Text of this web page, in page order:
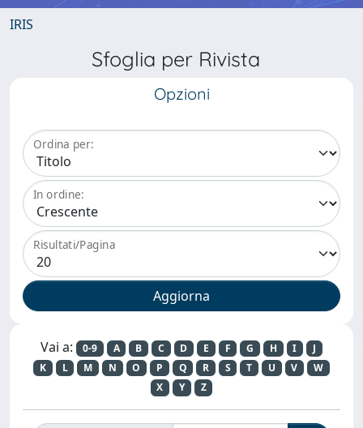
IRIS
Sfoglia per Rivista
Opzioni
Ordina per:
In ordine:
Risultati/Pagina
Vai a: 0-9 A B C D E F G H I
J
K
L M N O P Q R S T U V
W
X
Y Z